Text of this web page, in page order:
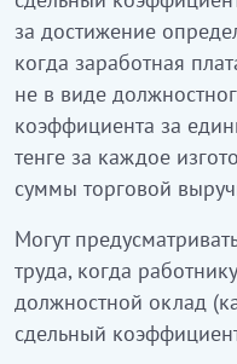
за достижение
когда заработная
не в виде
коэффициента за
тенге за каждое
суммы торговой
Могут
труда, когда
должностной оклад
сдельный